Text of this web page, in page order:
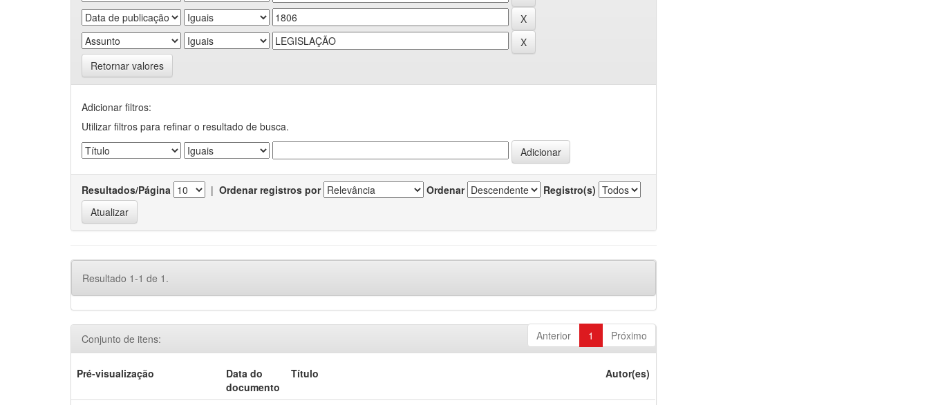
Retornar valores
Adicionar filtros:
Utilizar filtros para refinar o resultado de busca.
Resultados/Página | Ordenar registros por Ordenar Registro(s)
Resultado 1-1 de 1.
Anterior 1 Próximo
Conjunto de itens:
Pré-visualização
Data do
documento
Título Autor(es)